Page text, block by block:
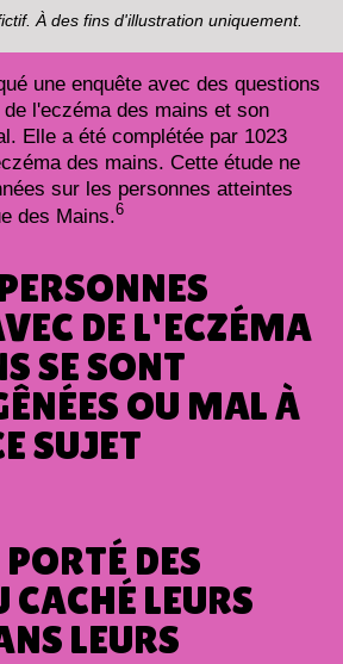
À des fins d'illustration uniquement.
une enquête avec des questions
l'eczéma des mains et son
Elle a été complétée par 1023
des mains. Cette étude ne
sur les personnes atteintes
des Mains.6
DE L'ECZÉMA
SE SONT
OU MAL À
SUJET
DES
CACHÉ LEURS
LEURS